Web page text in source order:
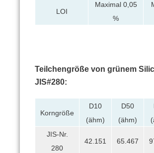
LOI
Maximal 0,05
%
Teilchengröße von grünem
JIS#280:
Korngröße
D10
(ähm)
D50
(ähm)
JIS-Nr.
280
42.151 65.467